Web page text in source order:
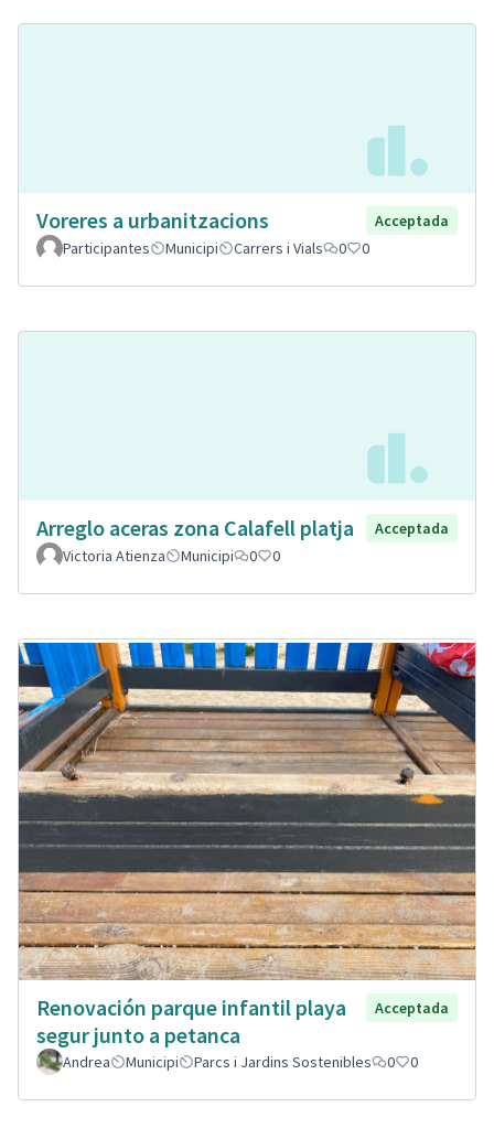
Voreres a urbanitzacions
Acceptada
Participantes
Municipi Carrers i Vials 0 0
Arreglo aceras zona Calafell platja
Acceptada
Victoria Atienza
Municipi 0 0
Renovación parque infantil playa
segur junto a petanca
Acceptada
Andrea Municipi Parcs i Jardins Sostenibles 0 0